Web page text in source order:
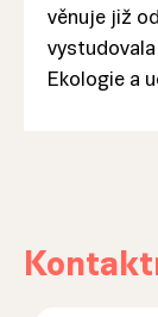
věnuje již
Ekologie a